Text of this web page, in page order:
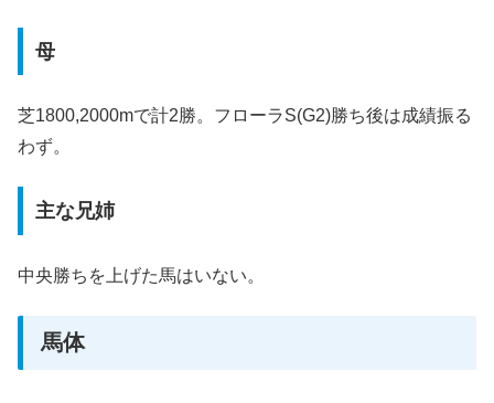
母
芝1800,2000mで計2勝。フローラS(G2)勝ち後は成績振る
わず。
主な兄姉
中央勝ちを上げた馬はいない。
馬体